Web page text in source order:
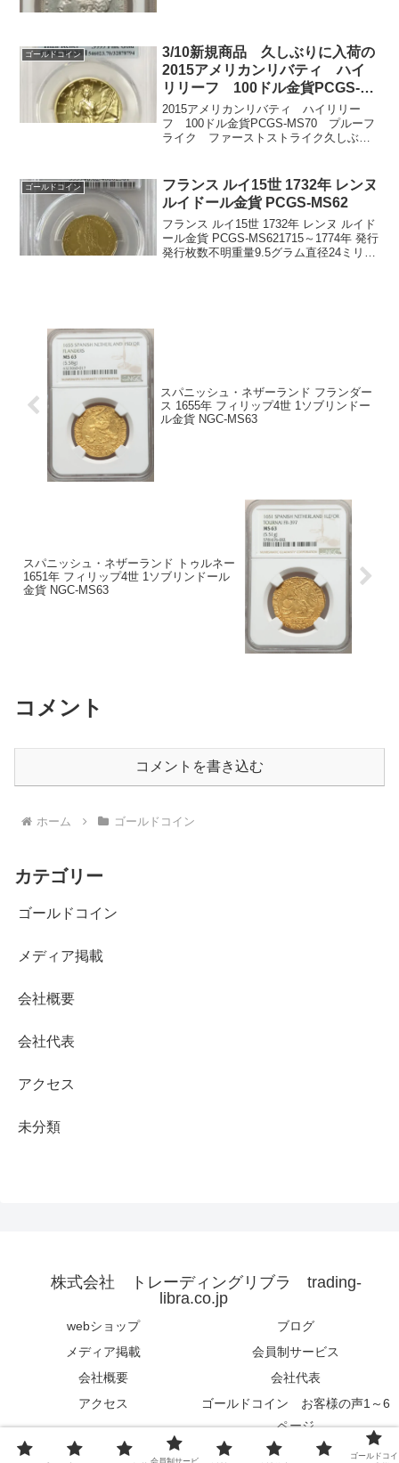
ゴールドコイン
3/10新規商品 久しぶりに入荷の
2015アメリカンリバティ ハイ
リリーフ 100ドル金貨PCGS-
MS70 プルーフライク ファー
ストストライク
2015アメリカンリバティ ハイリリー
フ 100ドル金貨PCGS-MS70 プルーフ
ライク ファーストストライク久しぶり
況です。アメリカ記念コインは人気も高
く、値上が...
ゴールドコイン
フランス ルイ15世 1732年 レンヌ
ルイドール金貨 PCGS-MS62
フランス ルイ15世 1732年 レンヌ ルイド
ール金貨 PCGS-MS621715～1774年 発行
発行枚数不明重量9.5グラム直径24ミリ品
スパニッシュ・ネザーランド フランダー
ス 1655年 フィリップ4世 1ソブリンドー
ル金貨 NGC-MS63
スパニッシュ・ネザーランド トゥルネー
1651年 フィリップ4世 1ソブリンドール
金貨 NGC-MS63
コメント
コメントを書き込む
ホーム ゴールドコイン
カテゴリー
ゴールドコイン
メディア掲載
会社概要
会社代表
アクセス
未分類
株式会社 トレーディングリブラ trading-
libra.co.jp
webショップ
ブログ
メディア掲載
会員制サービス
会社概要
会社代表
アクセス
ゴールドコイン お客様の声1～6
ページ
© 2015 株式会社 トレーディングリブラ trading-libra.co.jp.
会員制サービ
ゴールドコイ